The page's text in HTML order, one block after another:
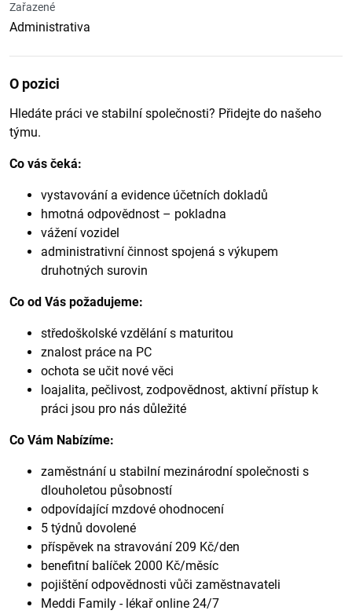
Zařazené
Administrativa
O pozici
Hledáte práci ve stabilní společnosti? Přidejte do našeho
týmu.
Co vás čeká:
vystavování a evidence účetních dokladů
hmotná odpovědnost – pokladna
vážení vozidel
administrativní činnost spojená s výkupem
druhotných surovin
Co od Vás požadujeme:
středoškolské vzdělání s maturitou
znalost práce na PC
ochota se učit nové věci
loajalita, pečlivost, zodpovědnost, aktivní přístup k
práci jsou pro nás důležité
Co Vám Nabízíme:
zaměstnání u stabilní mezinárodní společnosti s
dlouholetou působností
odpovídající mzdové ohodnocení
5 týdnů dovolené
příspěvek na stravování 209 Kč/den
benefitní balíček 2000 Kč/měsíc
pojištění odpovědnosti vůči zaměstnavateli
Meddi Family - lékař online 24/7